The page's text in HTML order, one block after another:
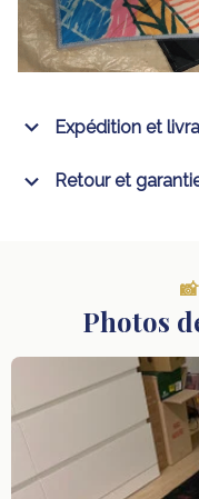
Expédition et
Retour et
Photos